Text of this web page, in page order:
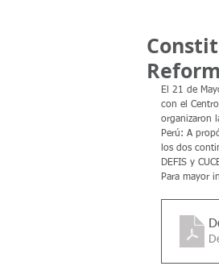
El 21 de
con el
organizaron
Perú: A
los dos
DEFIS y
Para mayor